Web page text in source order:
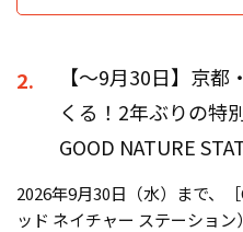
2.
【〜9月30日】京
くる！2年ぶりの特
GOOD NATURE
2026年9月30日（水）まで、
ッド ネイチャー ステーション